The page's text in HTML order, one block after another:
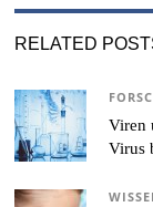
RELATED
Viren
Virus